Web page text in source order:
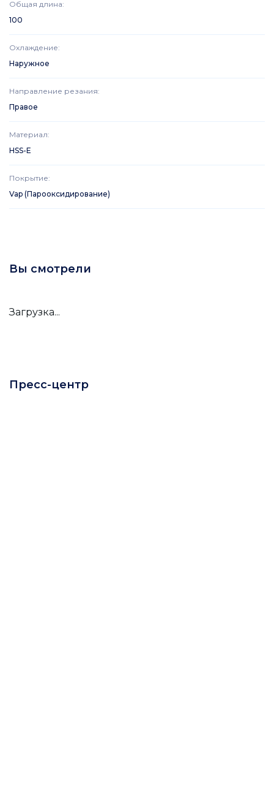
Общая длина:
100
Охлаждение:
Наружное
Направление резания:
Правое
Материал:
HSS-E
Покрытие:
Vap (Парооксидирование)
Вы смотрели
Загрузка...
Пресс-центр